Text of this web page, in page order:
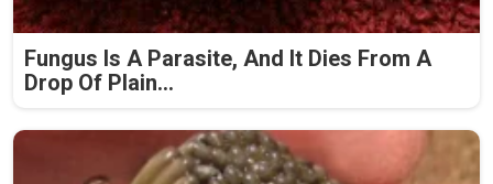
Fungus Is A Parasite, And It Dies From A
Drop Of Plain...